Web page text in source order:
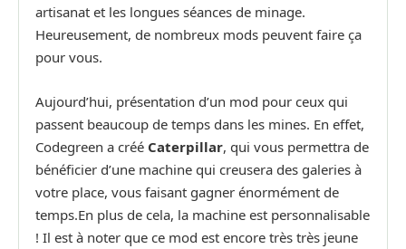
artisanat et les longues séances de minage.
Heureusement, de nombreux mods peuvent faire ça
pour vous.
Aujourd’hui, présentation d’un mod pour ceux qui
passent beaucoup de temps dans les mines. En effet,
Codegreen a créé Caterpillar, qui vous permettra de
bénéficier d’une machine qui creusera des galeries à
votre place, vous faisant gagner énormément de
temps.En plus de cela, la machine est personnalisable
! Il est à noter que ce mod est encore très très jeune